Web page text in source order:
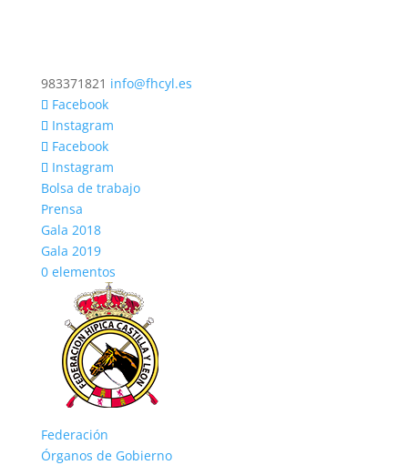
983371821 info@fhcyl.es
Facebook
Instagram
Facebook
Instagram
Bolsa de trabajo
Prensa
Gala 2018
Gala 2019
0 elementos
Federación
Órganos de Gobierno